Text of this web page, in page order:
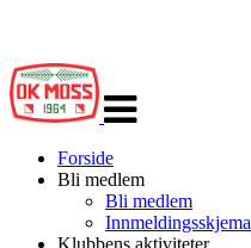
navigasjon
Forside
Bli medlem
Bli medlem
Innmeldingsskjema
Klubbens aktiviteter